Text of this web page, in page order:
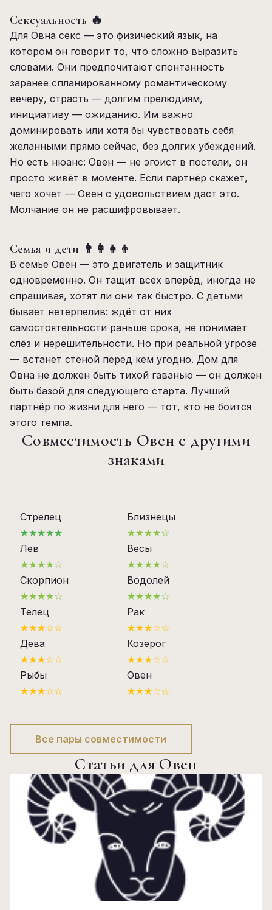
Сексуальность 🔥
Для Овна секс — это физический язык, на
котором он говорит то, что сложно выразить
словами. Они предпочитают спонтанность
заранее спланированному романтическому
вечеру, страсть — долгим прелюдиям,
инициативу — ожиданию. Им важно
доминировать или хотя бы чувствовать себя
желанными прямо сейчас, без долгих убеждений.
Но есть нюанс: Овен — не эгоист в постели, он
просто живёт в моменте. Если партнёр скажет,
чего хочет — Овен с удовольствием даст это.
Молчание он не расшифровывает.
Семья и дети 👨‍👩‍👧‍👦
В семье Овен — это двигатель и защитник
одновременно. Он тащит всех вперёд, иногда не
спрашивая, хотят ли они так быстро. С детьми
бывает нетерпелив: ждёт от них
самостоятельности раньше срока, не понимает
слёз и нерешительности. Но при реальной угрозе
— встанет стеной перед кем угодно. Дом для
Овна не должен быть тихой гаванью — он должен
быть базой для следующего старта. Лучший
партнёр по жизни для него — тот, кто не боится
этого темпа.
Совместимость Овен с другими
знаками
Стрелец
★★★★★
Близнецы
★★★★☆
Лев
★★★★☆
Весы
★★★★☆
Скорпион
★★★★☆
Водолей
★★★★☆
Телец
★★★☆☆
Рак
★★★☆☆
Дева
★★★☆☆
Козерог
★★★☆☆
Рыбы
★★★☆☆
Овен
★★★☆☆
Все пары совместимости
Статьи для Овен